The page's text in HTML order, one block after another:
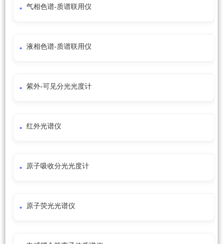
气相色谱-质谱联用仪
液相色谱-质谱联用仪
紫外-可见分光光度计
红外光谱仪
原子吸收分光光度计
原子荧光光谱仪